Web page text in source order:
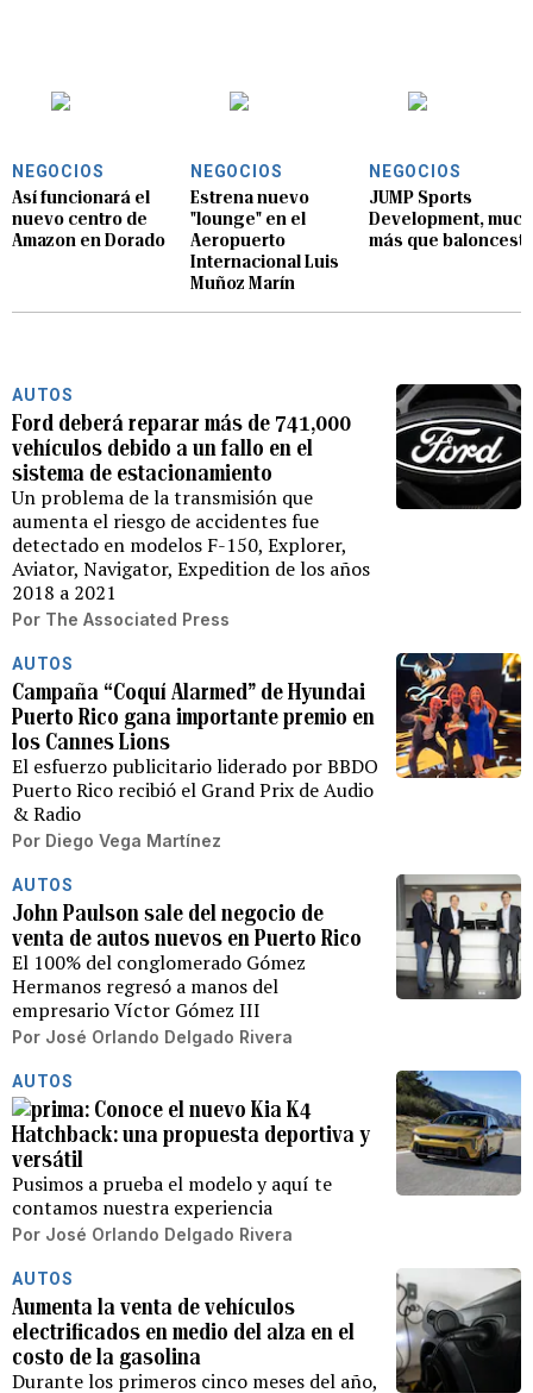
NEGOCIOS
Así funcionará el
nuevo centro de
Amazon en Dorado
NEGOCIOS
Estrena nuevo
"lounge" en el
Aeropuerto
Internacional Luis
Muñoz Marín
NEGOCIOS
JUMP Sports
Development,
más que
AUTOS
Ford deberá reparar más de 741,000
vehículos debido a un fallo en el
sistema de estacionamiento
Un problema de la transmisión que
aumenta el riesgo de accidentes fue
detectado en modelos F-150, Explorer,
Aviator, Navigator, Expedition de los años
2018 a 2021
Por The Associated Press
AUTOS
Campaña “Coquí Alarmed” de Hyundai
Puerto Rico gana importante premio en
los Cannes Lions
El esfuerzo publicitario liderado por BBDO
Puerto Rico recibió el Grand Prix de Audio
& Radio
Por Diego Vega Martínez
AUTOS
John Paulson sale del negocio de
venta de autos nuevos en Puerto Rico
El 100% del conglomerado Gómez
Hermanos regresó a manos del
empresario Víctor Gómez III
Por José Orlando Delgado Rivera
AUTOS
Conoce el nuevo Kia K4
Hatchback: una propuesta deportiva y
versátil
Pusimos a prueba el modelo y aquí te
contamos nuestra experiencia
Por José Orlando Delgado Rivera
AUTOS
Aumenta la venta de vehículos
electrificados en medio del alza en el
costo de la gasolina
Durante los primeros cinco meses del año,